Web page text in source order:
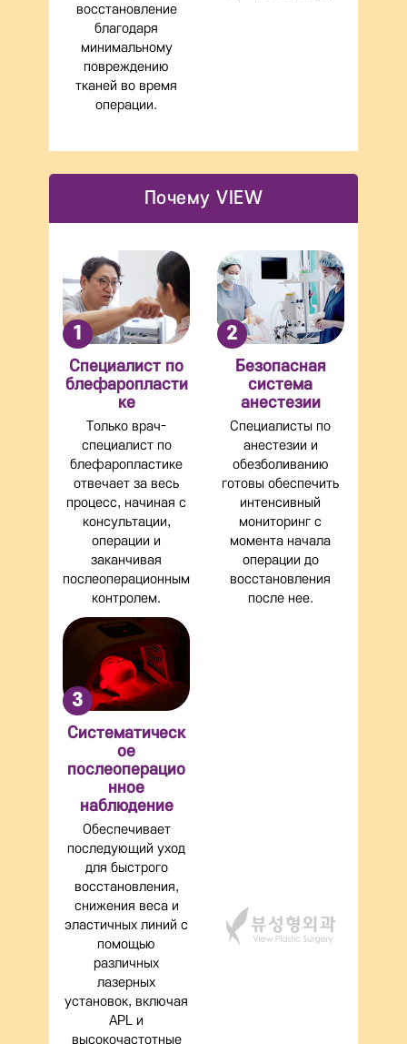
восстановление
благодаря
минимальному
повреждению
тканей во время
операции.
Почему VIEW
1
Специалист по
блефаропласти
ке
Только врач-
специалист по
блефаропластике
отвечает за весь
процесс, начиная с
консультации,
операции и
заканчивая
послеоперационным
контролем.
2
Безопасная
система
анестезии
Специалисты по
анестезии и
обезболиванию
готовы обеспечить
интенсивный
мониторинг с
момента начала
операции до
восстановления
после нее.
3
Систематическ
ое
послеоперацио
нное
наблюдение
Обеспечивает
последующий уход
для быстрого
восстановления,
снижения веса и
эластичных линий с
помощью
различных
лазерных
установок, включая
APL и
высокочастотные